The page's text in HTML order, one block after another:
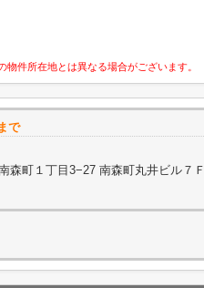
件所在地とは異なる場合がございます。
で
森町１丁目3−27 南森町丸井ビル７Ｆ